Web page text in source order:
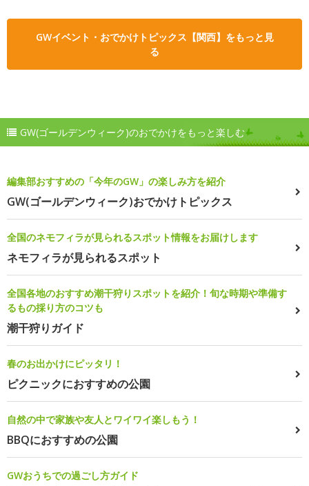
GWイベント・おでかけトピックス【関西】をもっと見
る
GW(ゴールデンウィーク)のおでかけをもっと楽しむ
編集部おすすめの「今年のGW」の楽しみ方を紹介
GW(ゴールデンウィーク)おでかけトピックス
全国のネモフィラが見られるスポット情報をお届けします
ネモフィラが見られるスポット
全国各地のおすすめ潮干狩りスポットを紹介！旬な時期や準備す
るもの採り方のコツも
潮干狩りガイド
春のお出かけにピッタリ！
ピクニックにおすすめの公園
自然の中で家族や友人とワイワイ楽しもう！
BBQにおすすめの公園
GWおうちでの過ごし方ガイド